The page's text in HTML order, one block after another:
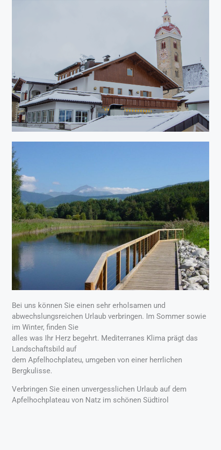
Bei uns können Sie einen sehr erholsamen und
abwechslungsreichen Urlaub verbringen. Im Sommer sowie
im Winter, finden Sie
alles was Ihr Herz begehrt. Mediterranes Klima prägt das
Landschaftsbild auf
dem Apfelhochplateu, umgeben von einer herrlichen
Bergkulisse.
Verbringen Sie einen unvergesslichen Urlaub auf dem
Apfelhochplateau von Natz im schönen Südtirol